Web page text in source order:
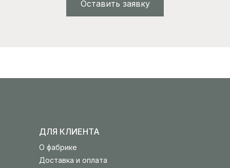
Оставить заявку
Доставка и оплата
О фабрике
ДЛЯ КЛИЕНТА